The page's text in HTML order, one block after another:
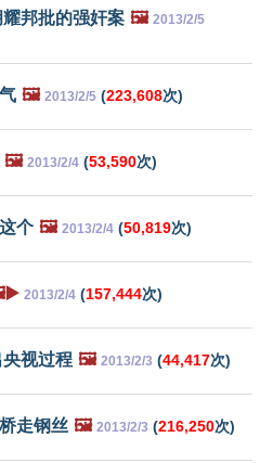
邦批的强奸案 🖼️ 2013/2/5
🖼️ 2013/2/5 (223,608次)
🖼️ 2013/2/4 (53,590次)
个 🖼️ 2013/2/4 (50,819次)
2013/2/4 (157,444次)
视过程 🖼️ 2013/2/3 (44,417次)
走钢丝 🖼️ 2013/2/3 (216,250次)